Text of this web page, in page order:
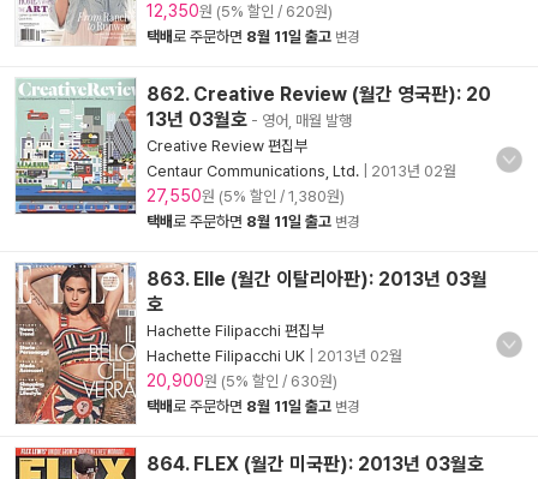
12,350원 (5% 할인 / 620원)
택배로 주문하면 8월 11일 출고 변경
862. Creative Review (월간 영국판): 20
13년 03월호 - 영어, 매월 발행
Creative Review 편집부
Centaur Communications, Ltd.
2013년 02월
27,550원 (5% 할인 / 1,380원)
택배로 주문하면 8월 11일 출고 변경
863. Elle (월간 이탈리아판): 2013년 03월
호
Hachette Filipacchi 편집부
Hachette Filipacchi UK
2013년 02월
20,900원 (5% 할인 / 630원)
택배로 주문하면 8월 11일 출고 변경
864. FLEX (월간 미국판): 2013년 03월호